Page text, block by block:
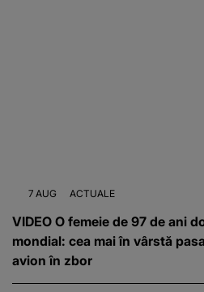
7 AUG ACTUALE
VIDEO O femeie de 97 de ani
mondial: cea mai în vârstă
avion în zbor